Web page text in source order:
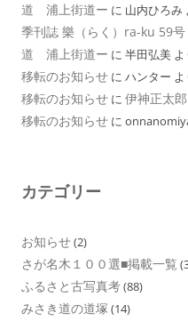
道 浦上街道ー に 山内ひろみ
季刊誌 樂（らく）ra-ku 59
道 浦上街道ー に 半田弘美 よ
移転のお知らせ に ハンター よ
移転のお知らせ に 伊神正太郎
移転のお知らせ に
カテゴリー
お知らせ(2)
さが名木１００選■掲載一覧
ふるさと古写真考(88)
みさき道の道塚 (14)